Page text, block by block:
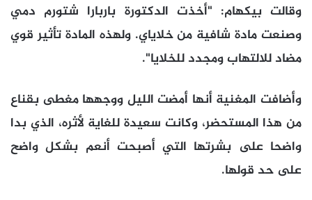
وقالت بيكهام: "أخذت الدكتورة باربارا شتورم دمي
وصنعت مادة شافية من خلاياي. ولهذه المادة تأثير قوي
مضاد للالتهاب ومجدد للخلايا".
وأضافت المغنية أنها أمضت الليل ووجهها مغطى بقناع
من هذا المستحضر، وكانت سعيدة للغاية لأثره، الذي بدا
واضحا على بشرتها التي أصبحت أنعم بشكل واضح
على حد قولها.